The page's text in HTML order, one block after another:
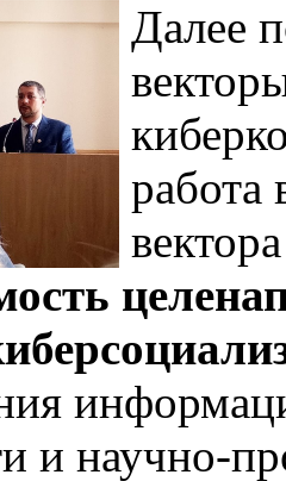
Далее
работа
и научно-